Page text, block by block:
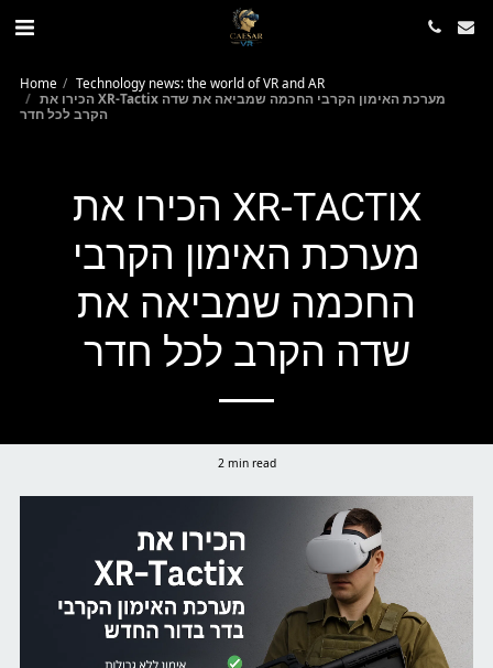
Home
Technology news: the world of VR and AR
הכירו את XR-Tactix מערכת האימון הקרבי החכמה שמביאה את שדה
הקרב לכל חדר
הכירו את XR-TACTIX
מערכת האימון הקרבי
החכמה שמביאה את
שדה הקרב לכל חדר
2 min read